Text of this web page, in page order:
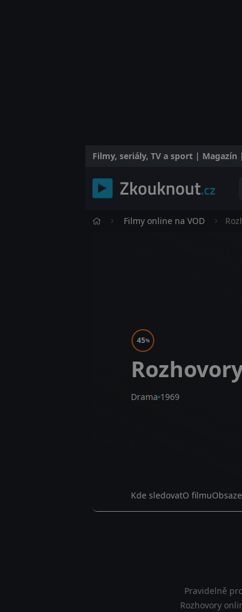
Filmy, seriály, TV a sport | Magazín
Filmy online na VOD
45%
Drama 1969
Kde sledovatO filmu
Pravidelně
Rozhovory